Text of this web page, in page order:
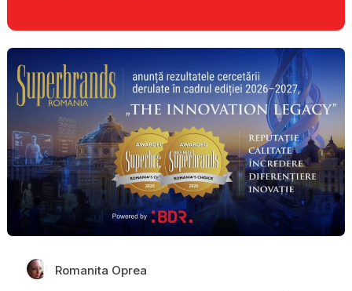
Romanita Oprea